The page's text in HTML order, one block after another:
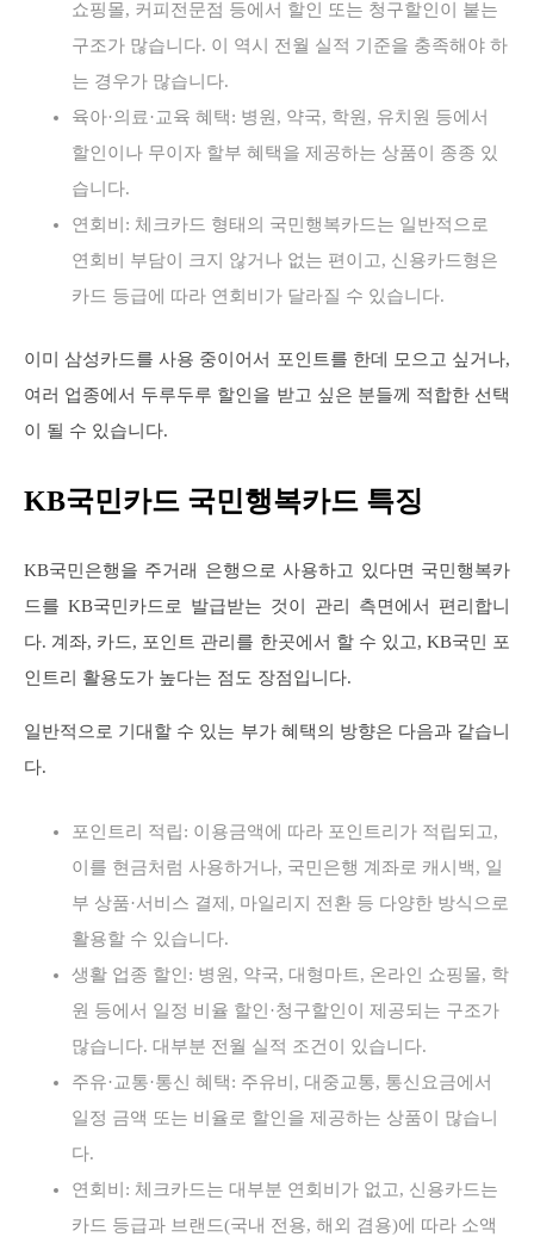
쇼핑몰, 커피전문점 등에서 할인 또는 청구할인이 붙는
구조가 많습니다. 이 역시 전월 실적 기준을 충족해야 하
는 경우가 많습니다.
육아·의료·교육 혜택: 병원, 약국, 학원, 유치원 등에서
할인이나 무이자 할부 혜택을 제공하는 상품이 종종 있
습니다.
연회비: 체크카드 형태의 국민행복카드는 일반적으로
연회비 부담이 크지 않거나 없는 편이고, 신용카드형은
카드 등급에 따라 연회비가 달라질 수 있습니다.
이미 삼성카드를 사용 중이어서 포인트를 한데 모으고 싶거나,
여러 업종에서 두루두루 할인을 받고 싶은 분들께 적합한 선택
이 될 수 있습니다.
KB국민카드 국민행복카드 특징
KB국민은행을 주거래 은행으로 사용하고 있다면 국민행복카
드를 KB국민카드로 발급받는 것이 관리 측면에서 편리합니
다. 계좌, 카드, 포인트 관리를 한곳에서 할 수 있고, KB국민 포
인트리 활용도가 높다는 점도 장점입니다.
일반적으로 기대할 수 있는 부가 혜택의 방향은 다음과 같습니
다.
포인트리 적립: 이용금액에 따라 포인트리가 적립되고,
이를 현금처럼 사용하거나, 국민은행 계좌로 캐시백, 일
부 상품·서비스 결제, 마일리지 전환 등 다양한 방식으로
활용할 수 있습니다.
생활 업종 할인: 병원, 약국, 대형마트, 온라인 쇼핑몰, 학
원 등에서 일정 비율 할인·청구할인이 제공되는 구조가
많습니다. 대부분 전월 실적 조건이 있습니다.
주유·교통·통신 혜택: 주유비, 대중교통, 통신요금에서
일정 금액 또는 비율로 할인을 제공하는 상품이 많습니
다.
연회비: 체크카드는 대부분 연회비가 없고, 신용카드는
카드 등급과 브랜드(국내 전용, 해외 겸용)에 따라 소액